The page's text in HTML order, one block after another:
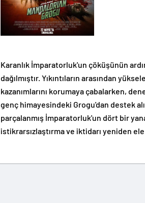
Karanlık İmparatorluk'un çöküşünün
dağılmıştır. Yıkıntıların arasından
kazanımlarını korumaya çabalarken,
genç himayesindeki Grogu'dan destek
parçalanmış İmparatorluk'un dört bir
istikrarsızlaştırma ve iktidarı yeniden